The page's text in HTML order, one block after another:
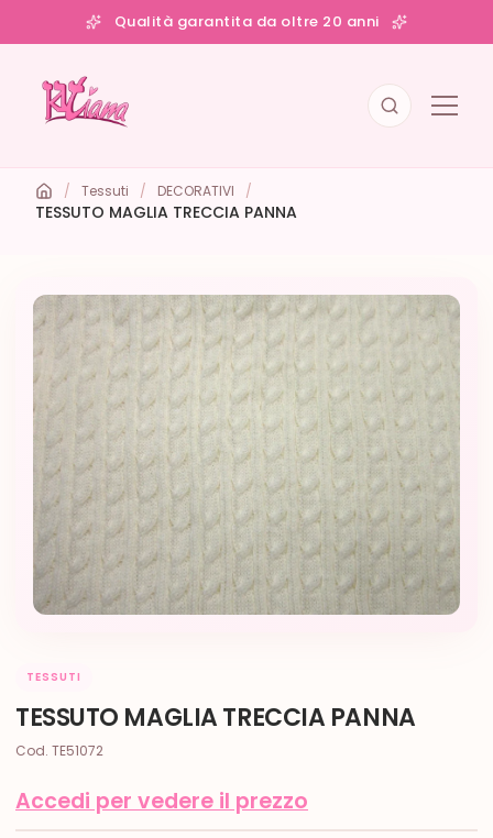
Qualità garantita da oltre 20 anni
/ Tessuti / DECORATIVI /
TESSUTO MAGLIA TRECCIA PANNA
TESSUTI
TESSUTO MAGLIA TRECCIA PANNA
Cod. TE51072
Accedi per vedere il prezzo